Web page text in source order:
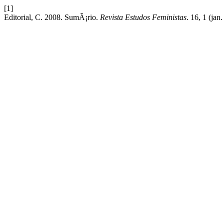
[1]
Editorial, C. 2008. SumÃ¡rio. Revista Estudos Feministas. 16, 1